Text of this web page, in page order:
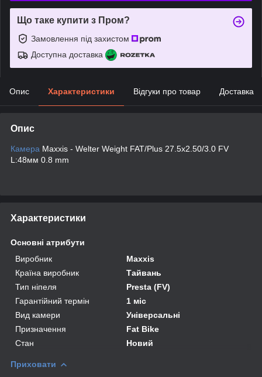
Що таке купити з Пром?
Замовлення під захистом
Доступна доставка
Опис Характеристики Відгуки про товар Доставка
Опис
Камера Maxxis - Welter Weight FAT/Plus 27.5x2.50/3.0 FV
L:48мм 0.8 mm
Характеристики
Основні атрибути
Виробник
Maxxis
Країна виробник
Тайвань
Тип ніпеля
Presta (FV)
Гарантійний термін
1 міс
Вид камери
Універсальні
Призначення
Fat Bike
Стан
Новий
Приховати